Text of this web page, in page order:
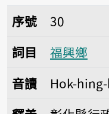
序號30福興鄉
序號
30
詞目
福興鄉
音讀
Hok-